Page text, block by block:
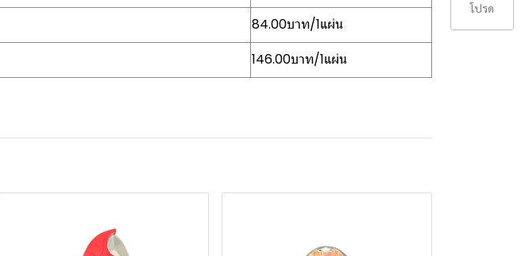
84.00บาท/1แผ่น
146.00บาท/1แผ่น
โปรด